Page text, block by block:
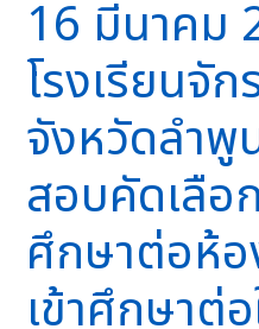
16 มีนาคม
โรงเรียนจั
จังหวัดลำพู
สอบคัดเลือ
ศึกษาต่อห้อ
เข้าศึกษาต่